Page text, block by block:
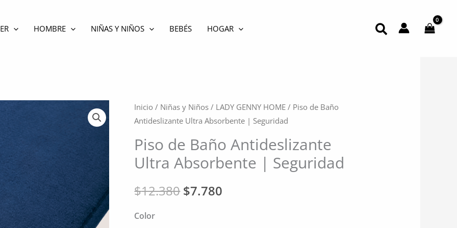
HOMBRE NIÑAS Y NIÑOS BEBÉS HOGAR Buscar
Inicio / Niñas y Niños / LADY GENNY HOME / Piso de Baño
Antideslizante Ultra Absorbente | Seguridad
Piso de Baño Antideslizante
Ultra Absorbente | Seguridad
$12.380El
$7.780
Color